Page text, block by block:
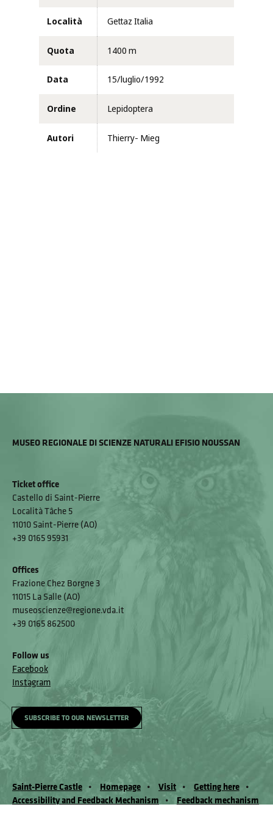
Località Gettaz Italia
Quota 1400 m
Data 15/luglio/1992
Ordine Lepidoptera
Autori Thierry- Mieg
MUSEO REGIONALE DI SCIENZE NATURALI EFISIO NOUSSAN
Ticket office
Castello di Saint-Pierre
Località Tâche 5
11010 Saint-Pierre (AO)
+39 0165 95931
Offices
Frazione Chez Borgne 3
11015 La Salle (AO)
museoscienze@regione.vda.it
+39 0165 862500
Follow us
Facebook
Instagram
SUBSCRIBE TO OUR NEWSLETTER
Saint-Pierre Castle Homepage Visit
Getting here
Accessibility and Feedback Mechanism
Feedback mechanism